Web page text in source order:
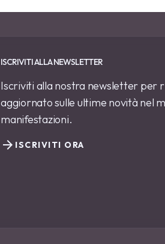
ISCRIVITI ALLA NEWSLETTER
Iscriviti alla nostra newsletter per
aggiornato sulle ultime novità nel
manifestazioni.
ISCRIVITI ORA
arrow_forward